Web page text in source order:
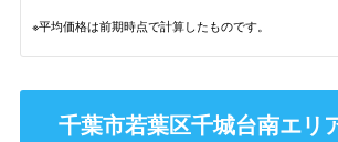
※平均価格は前期時点で計算したものです。
千葉市若葉区千城台南エリ